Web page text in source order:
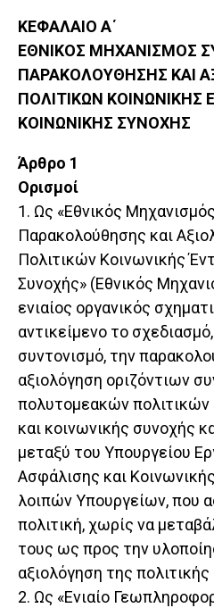
ΚΕΦΑΛΑΙΟ Α΄
ΕΘΝΙΚΟΣ ΜΗΧΑΝΙΣΜΟΣ
ΠΑΡΑΚΟΛΟΥΘΗΣΗΣ ΚΑΙ
ΠΟΛΙΤΙΚΩΝ ΚΟΙΝΩΝΙΚΗΣ
ΚΟΙΝΩΝΙΚΗΣ ΣΥΝΟΧΗΣ
Άρθρο 1
Ορισμοί
1. Ως «Εθνικός
Παρακολούθησης και
Πολιτικών Κοινωνικής
Συνοχής» (Εθνικός
ενιαίος οργανικός
αντικείμενο το
συντονισμό, την
αξιολόγηση οριζόντιων
πολυτομεακών πολιτικών
και κοινωνικής συνοχής
μεταξύ του Υπουργείου
Ασφάλισης και
λοιπών Υπουργείων, που
πολιτική, χωρίς να
τους ως προς την
αξιολόγηση της
2. Ως «Ενιαίο